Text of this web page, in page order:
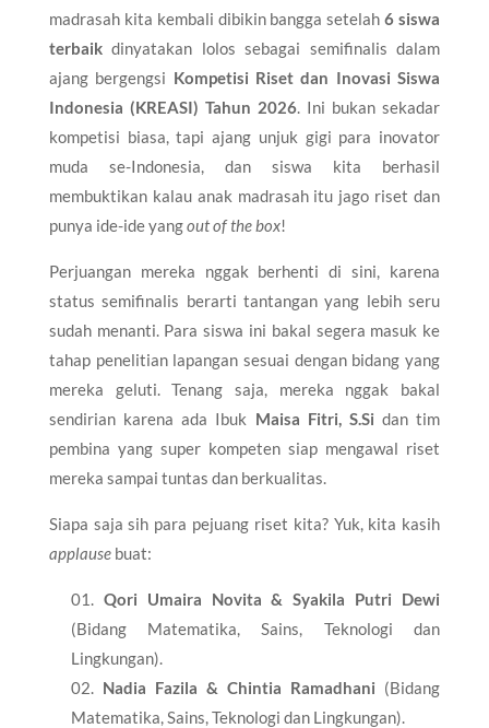
madrasah kita kembali dibikin bangga setelah6 siswa
terbaikdinyatakan lolos sebagai semifinalis dalam
ajang bergengsi Kompetisi Riset dan Inovasi Siswa
Indonesia (KREASI) Tahun 2026. Ini bukan sekadar
kompetisi biasa, tapi ajang unjuk gigi para inovator
muda se-Indonesia, dan siswa kita berhasil
membuktikan kalau anak madrasah itu jago riset dan
punya ide-ide yangout of the box!
​Perjuangan mereka nggak berhenti di sini, karena
status semifinalis berarti tantangan yang lebih seru
sudah menanti. Para siswa ini bakal segera masuk ke
tahap penelitian lapangan sesuai dengan bidang yang
mereka geluti. Tenang saja, mereka nggak bakal
sendirian karena ada Ibuk Maisa Fitri, S.Si dan tim
pembina yang super kompeten siap mengawal riset
mereka sampai tuntas dan berkualitas.
​Siapa saja sih para pejuang riset kita? Yuk, kita kasih
applausebuat:
Qori Umaira Novita & Syakila Putri Dewi
(Bidang Matematika, Sains, Teknologi dan
Lingkungan).
Nadia Fazila & Chintia Ramadhani (Bidang
Matematika, Sains, Teknologi dan Lingkungan).